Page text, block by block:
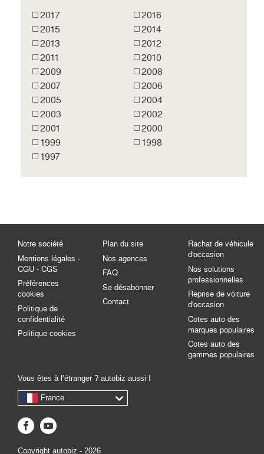
2017
2016
2015
2014
2013
2012
2011
2010
2009
2008
2007
2006
2005
2004
2003
2002
2001
2000
1999
1998
1997
Notre société
Mentions légales -
CGU - CGS
Préférences
cookies
Politique de
confidentialité
Politique cookies
Plan du site
Nos agences
FAQ
Se désabonner
Contact
Rachat de véhicule
d'occasion
Nos solutions
professionnelles
Reprise de voiture
d'occasion
Cotes auto des
marques populaires
Cotes auto des
gammes populaires
Vous êtes à l’étranger ? autobiz aussi !
France
Copyright autobiz - 2026